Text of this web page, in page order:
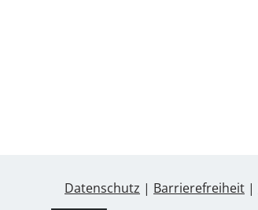
Datenschutz | Barrierefreiheit |